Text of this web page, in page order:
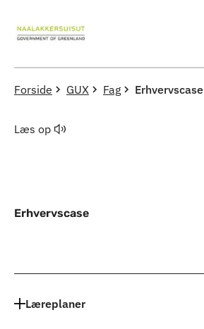
Forside GUX Fag Erhvervscase
Læs op
Erhvervscase
Læreplaner